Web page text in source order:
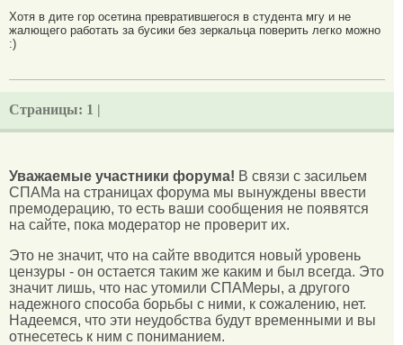
Хотя в дите гор осетина превратившегося в студента мгу и не
жалющего работать за бусики без зеркальца поверить легко можно
:)
Страницы: 1 |
Уважаемые участники форума! В связи с засильем
СПАМа на страницах форума мы вынуждены ввести
премодерацию, то есть ваши сообщения не появятся
на сайте, пока модератор не проверит их.
Это не значит, что на сайте вводится новый уровень
цензуры - он остается таким же каким и был всегда. Это
значит лишь, что нас утомили СПАМеры, а другого
надежного способа борьбы с ними, к сожалению, нет.
Надеемся, что эти неудобства будут временными и вы
отнесетесь к ним с пониманием.